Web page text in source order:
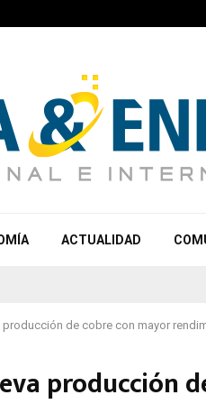
ACTUALIDAD
de cobre con mayor
producción